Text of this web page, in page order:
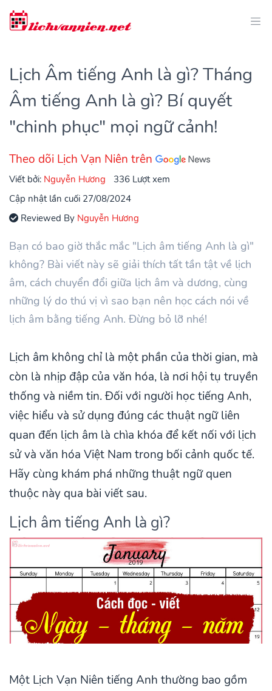
Lịch Âm tiếng Anh là gì? Tháng
Âm tiếng Anh là gì? Bí quyết
"chinh phục" mọi ngữ cảnh!
Theo dõi Lịch Vạn Niên trên
Viết bởi: Nguyễn Hương
336 Lượt xem
Cập nhật lần cuối 27/08/2024
Reviewed By Nguyễn Hương
Bạn có bao giờ thắc mắc "Lịch âm tiếng Anh là gì"
không? Bài viết này sẽ giải thích tất tần tật về lịch
âm, cách chuyển đổi giữa lịch âm và dương, cùng
những lý do thú vị vì sao bạn nên học cách nói về
lịch âm bằng tiếng Anh. Đừng bỏ lỡ nhé!
Lịch âm không chỉ là một phần của thời gian, mà
còn là nhịp đập của văn hóa, là nơi hội tụ truyền
thống và niềm tin. Đối với người học tiếng Anh,
việc hiểu và sử dụng đúng các thuật ngữ liên
quan đến lịch âm là chìa khóa để kết nối với lịch
sử và văn hóa Việt Nam trong bối cảnh quốc tế.
Hãy cùng khám phá những thuật ngữ quen
thuộc này qua bài viết sau.
Lịch âm tiếng Anh là gì?
Một Lịch Vạn Niên tiếng Anh thường bao gồm